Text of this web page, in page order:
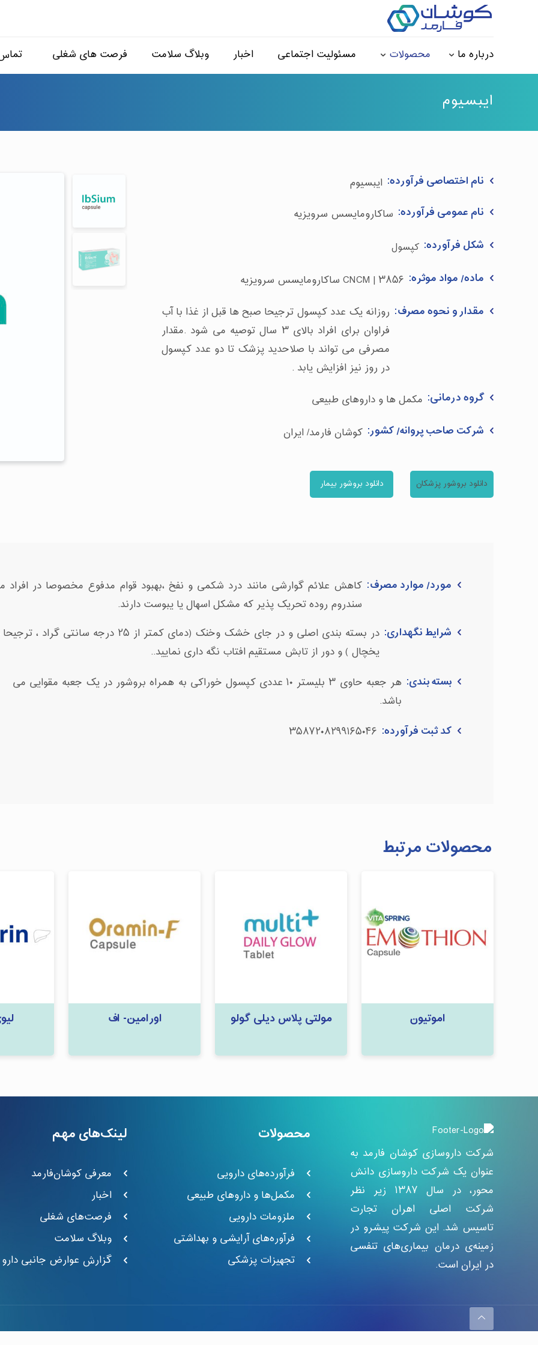
درباره ما محصولات مسئولیت اجتماعی اخبار وبلاگ سلامت فرصت های شغلی
ایبسیوم
نام اختصاصی فرآورده: ایبسیوم
نام عمومی فرآورده: ساکارومایسس سرویزیه
کپسول شکل فرآورده:
ماده/ مواد موثره: CNCM | ۳۸۵۶ ساکارومایسس سرویزیه
مقدار و نحوه مصرف: روزانه یک عدد کپسول ترجیحا صبح ها قبل از غذا با آب
فراوان برای افراد بالای ۳ سال توصیه می شود .مقدار
مصرفی می تواند با صلاحدید پزشک تا دو عدد کپسول
در روز نیز افزایش یابد .
گروه درمانی: مکمل ها و داروهای طبیعی
شرکت صاحب پروانه/ کشور: کوشان فارمد/ ایران
دانلود بروشور پزشکان دانلود بروشور بیمار
مورد/ موارد مصرف: کاهش علائم گوارشی مانند درد شکمی و نفخ ،بهبود قوام مدفوع مخصوصا در افراد
سندروم روده تحریک پذیر که مشکل اسهال یا یبوست دارند.
شرایط نگهداری:
در بسته بندی اصلی و در جای خشک وخنک (دمای کمتر از ۲۵ درجه سانتی گراد ،
یخچال ) و دور از تابش مستقیم افتاب نگه داری نمایید..
بسته بندی:
هر جعبه حاوی ۳ بلیستر ۱۰ عددی کپسول خوراکی به همراه بروشور در یک جعبه مقوایی می
باشد.
کد ثبت فرآورده: ۳۵۸۷۲۰۸۲۹۹۱۶۵۰۴۶
محصولات مرتبط
اموتیون مولتی پلاس دیلی گولو اورامین- اف
شرکت داروسازی کوشان فارمد به
عنوان یک شرکت داروسازی دانش
محور، در سال ۱۳۸۷ زیر نظر
شرکت اصلی اهران تجارت
تاسیس شد. این شرکت پیشرو در
زمینه‌ی درمان بیماری‌های تنفسی
در ایران است.
محصولات
فرآورده‌های دارویی
مکمل‌ها و داروهای طبیعی
ملزومات دارویی
فرآوره‌های آرایشی و بهداشتی
تجهیزات پزشکی
لینک‌های مهم
معرفی کوشان‌فارمد
اخبار
فرصت‌های شغلی
وبلاگ سلامت
گزارش عوارض جانبی دارو